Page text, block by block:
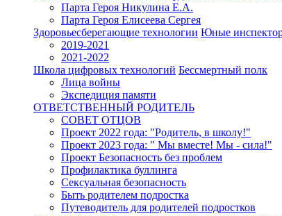
Парта Героя Никулина Е.А.
Парта Героя Елисеева Сергея
Здоровьесберегающие технологии Юные
2019-2021
2021-2022
Школа цифровых технологий Бессмертный полк
Лица войны
Экспедиция памяти
ОТВЕТСТВЕННЫЙ РОДИТЕЛЬ
СОВЕТ ОТЦОВ
Проект 2022 года: "Родитель, в школу!"
Проект 2023 года: " Мы вместе! Мы - сила!"
Проект Безопасность без проблем
Профилактика буллинга
Сексуальная безопасность
Быть родителем подростка
Путеводитель для родителей подростков